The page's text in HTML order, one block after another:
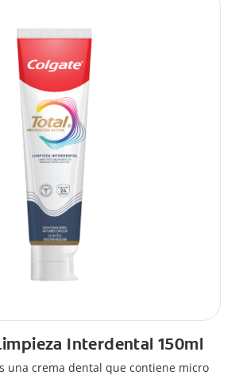
Interdental 150ml
una crema dental que contiene micro